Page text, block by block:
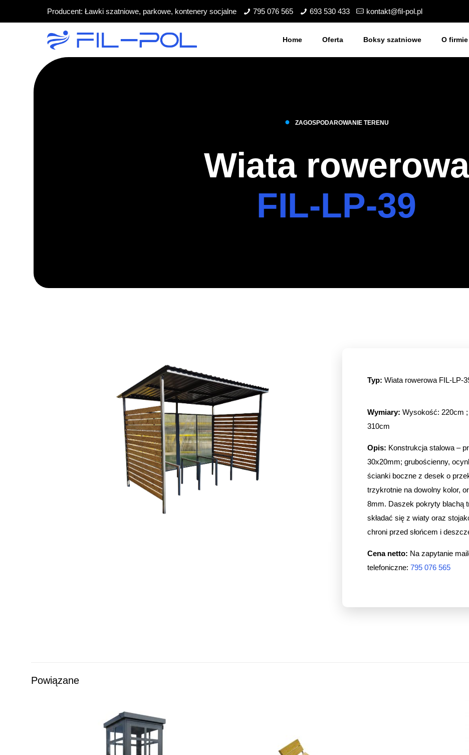
Producent: Ławki szatniowe, parkowe, kontenery socjalne 795 076 565 693 530 433 kontakt@fil-pol.pl
Home Oferta Boksy szatniowe O firmie
● ZAGOSPODAROWANIE TERENU
Wiata rowerowa
FIL-LP-39
Typ: Wiata rowerowa FIL-LP-
Wymiary: Wysokość: 220cm
310cm
Opis: Konstrukcja stalowa –
30x20mm; grubościenny,
ścianki boczne z desek o
trzykrotnie na dowolny kolor,
8mm. Daszek pokryty blachą
składać się z wiaty oraz
chroni przed słońcem i
Cena netto: Na zapytanie
telefoniczne: 795 076 565
Powiązane